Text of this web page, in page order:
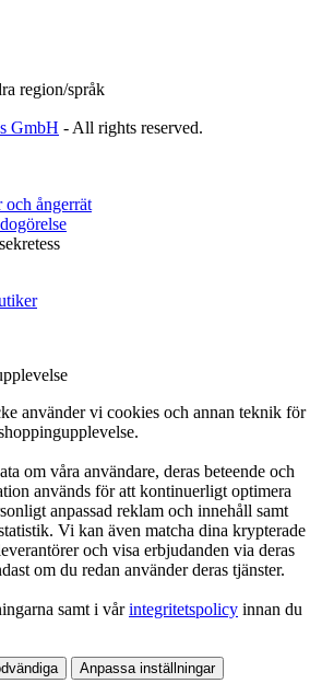
region/språk
GmbH - All rights reserved.
ångerrät
använder vi cookies och annan teknik för
om våra användare, deras beteende och
används för att kontinuerligt optimera
anpassad reklam och innehåll samt
Vi kan även matcha dina krypterade
och visa erbjudanden via deras
om du redan använder deras tjänster.
samt i vårintegritetspolicy innan du
Anpassa inställningar